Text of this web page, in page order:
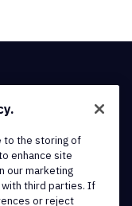
to the storing of
enhance site
our marketing
third parties. If
or reject